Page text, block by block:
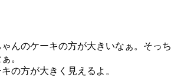
んのケーキの方が大きいなぁ。そっち
。
の方が大きく見えるよ。